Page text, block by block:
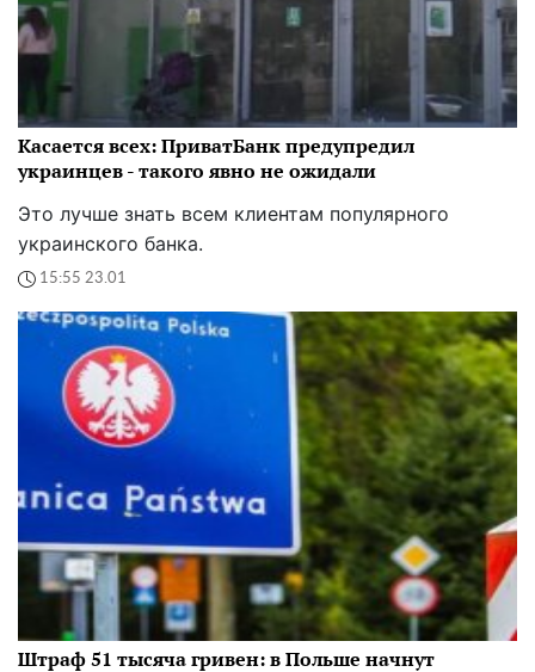
Касается всех: ПриватБанк предупредил
украинцев - такого явно не ожидали
Это лучше знать всем клиентам популярного
украинского банка.
15:55 23.01
Штраф 51 тысяча гривен: в Польше начнут